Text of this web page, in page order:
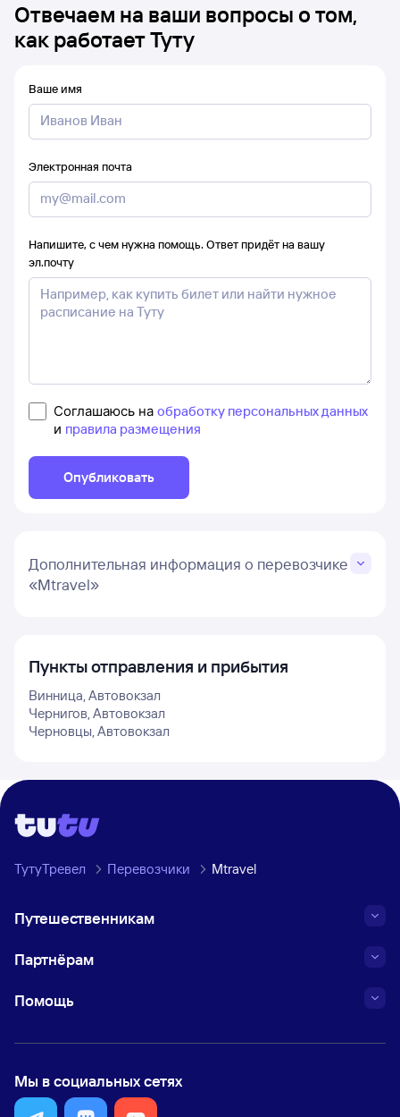
Отвечаем на ваши вопросы о том,
как работает Туту
Ваше имя
Электронная почта
Напишите, с чем нужна помощь. Ответ придёт на вашу
эл.почту
Соглашаюсь на обработку персональных данных
и правила размещения
Опубликовать
Дополнительная информация о перевозчике
«Mtravel»
Пункты отправления и прибытия
Винница, Автовокзал
Чернигов, Автовокзал
Черновцы, Автовокзал
ТутуТревел Перевозчики Mtravel
Путешественникам
Партнёрам
Помощь
Мы в социальных сетях